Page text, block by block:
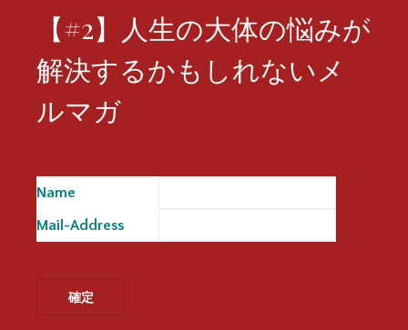
【#2】人生の大体の悩みが
解決するかもしれないメ
ルマガ
Name
Mail-Address